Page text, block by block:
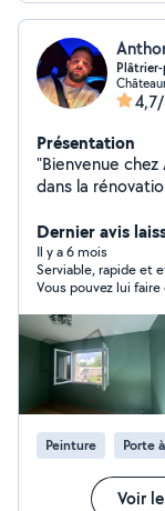
Présentation
"Bienvenue
dans la
impeccables
ratissage ..) - Isolation : pour un confort thermique et
acoustique optimal - Peinture : des couleurs
ressemblent avec zéro
confort et une esthétique
professionnel et
avec passion
résultats qui
Votre
vie à vos projets
Contactez-moi
besoins !"
Dernier avis
Il y a 6 mois
Serviable, rapide et
Vous pouvez lui faire
Cuisine + Couloir
et efficace et
de ma maison et
Peinture Porte
Voir